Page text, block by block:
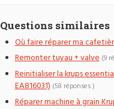
Questions similaires
Où faire réparer ma
Remonter tuyau + valve (9
Reinitialiser la krups
EA816031) (58 réponses )
Réparer machine à grain